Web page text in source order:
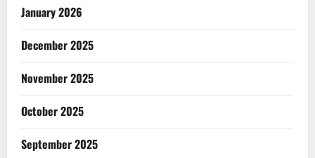
January 2026
December 2025
November 2025
October 2025
September 2025